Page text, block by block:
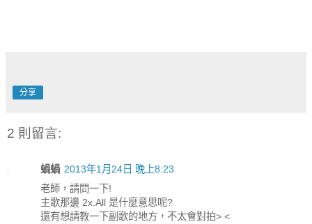
分享
2 則留言:
蝸蝸 2013年1月24日 晚上8:23
老師，請問一下!
主歌那邊 2x.All 是什麼意思呢?
還有想請教一下副歌的地方，不太會對拍> <